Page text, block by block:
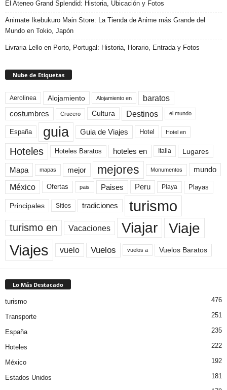
El Ateneo Grand Splendid: Historia, Ubicación y Fotos
Animate Ikebukuro Main Store: La Tienda de Anime más Grande del
Mundo en Tokio, Japón
Livraria Lello en Porto, Portugal: Historia, Horario, Entrada y Fotos
Nube de Etiquetas
Aerolinea Alojamiento Alojamiento en baratos
costumbres Crucero Cultura Destinos el mundo
España guia Guia de Viajes Hotel Hotel en
Hoteles Hoteles Baratos hoteles en Italia Lugares
Mapa mapas mejor mejores Monumentos mundo
México Ofertas pais Paises Peru Playa Playas
Principales Sitios tradiciones turismo
turismo en Vacaciones Viajar Viaje
Viajes vuelo Vuelos vuelos a Vuelos Baratos
Lo Más Destacado
turismo 476
Transporte 251
España 235
Hoteles 222
México 192
Estados Unidos 181